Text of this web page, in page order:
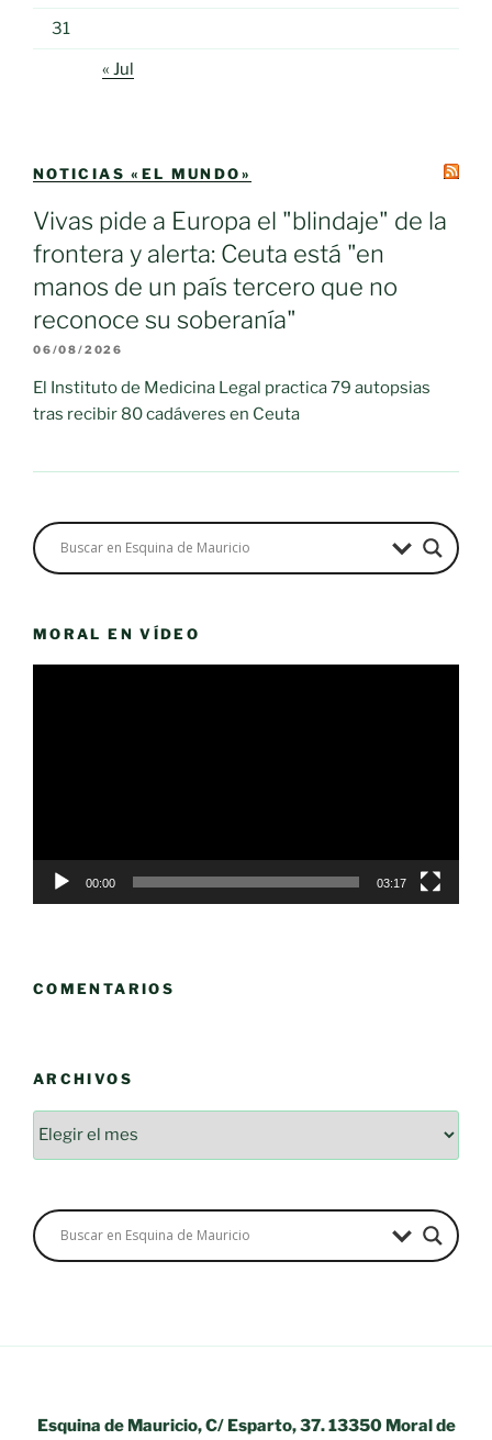
31
« Jul
NOTICIAS «EL MUNDO»
Vivas pide a Europa el "blindaje" de la
frontera y alerta: Ceuta está "en
manos de un país tercero que no
reconoce su soberanía"
06/08/2026
El Instituto de Medicina Legal practica 79 autopsias
tras recibir 80 cadáveres en Ceuta
MORAL EN VÍDEO
00:00 03:17
COMENTARIOS
ARCHIVOS
Esquina de Mauricio, C/ Esparto, 37. 13350 Moral de